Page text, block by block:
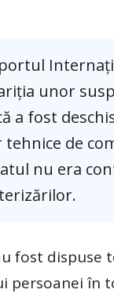
unor
a fost
de
nu era
fost dispuse
în